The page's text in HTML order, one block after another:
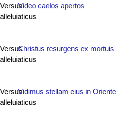
Versus
alleluiaticus
Video caelos apertos
Versus
alleluiaticus
Christus resurgens ex mortuis
Versus
alleluiaticus
Vidimus stellam eius in Oriente